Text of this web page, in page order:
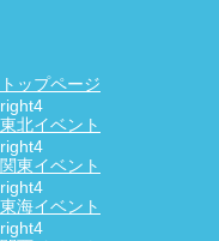
トップページ
東北イベント
関東イベント
東海イベント
NewDay